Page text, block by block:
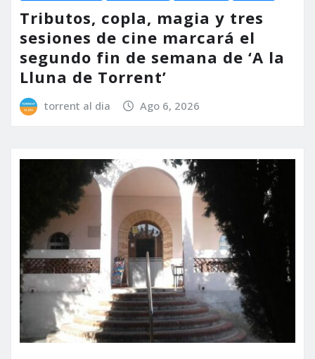
Tributos, copla, magia y tres
sesiones de cine marcará el
segundo fin de semana de ‘A la
Lluna de Torrent’
torrent al dia Ago 6, 2026